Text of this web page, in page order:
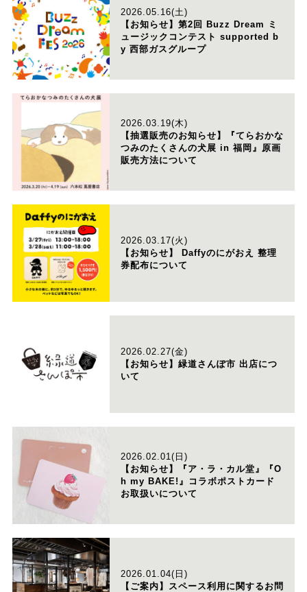
2026.05.16(土)
【お知らせ】第2回 Buzz Dream ミ
ュージックコンテスト supported b
y 西部ガスグループ
2026.03.19(木)
【抽選販売のお知らせ】『てらおかな
つみのたくさんの犬展 in 福岡』原画
販売方法について
2026.03.17(火)
【お知らせ】 Daffyのにがおえ 整理
券配布について
2026.02.27(金)
【お知らせ】緑道さんぽ市 出店につ
いて
2026.02.01(日)
【お知らせ】『ア・ラ・カル堂』『O
h my BAKE!』コラボポストカード
お取扱いについて
2026.01.04(日)
【ご案内】スペース利用に関するお問